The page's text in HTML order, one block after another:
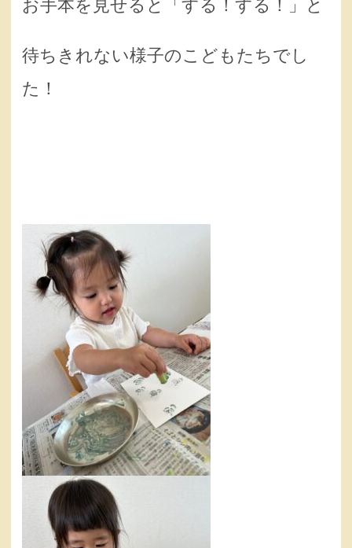
お手本を見せると「する！する！」と
待ちきれない様子のこどもたちでし
た！